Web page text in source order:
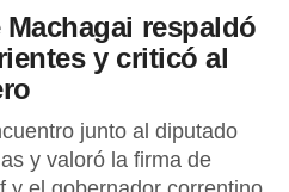
respaldó
y criticó al
junto al diputado
y valoró la firma de